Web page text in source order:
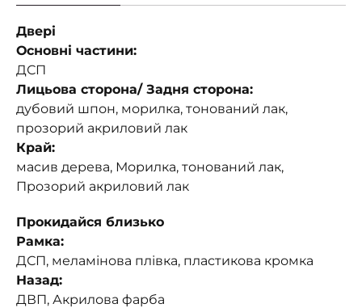
Двері
Основні частини:
ДСП
Лицьова сторона/ Задня сторона:
дубовий шпон, морилка, тонований лак,
прозорий акриловий лак
Край:
масив дерева, Морилка, тонований лак,
Прозорий акриловий лак
Прокидайся близько
Рамка:
ДСП, меламінова плівка, пластикова кромка
Назад:
ДВП, Акрилова фарба